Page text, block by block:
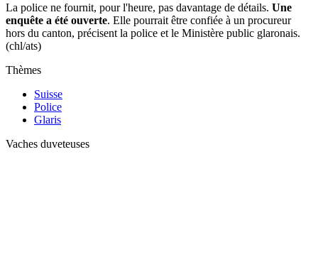
La police ne fournit, pour l'heure, pas davantage de détails. Une
enquête a été ouverte. Elle pourrait être confiée à un procureur
hors du canton, précisent la police et le Ministère public glaronais.
(chl/ats)
Thèmes
Suisse
Police
Glaris
Vaches duveteuses